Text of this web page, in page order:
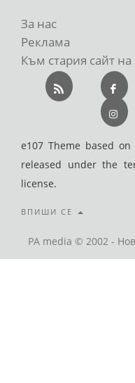
За нас
Реклама
Към стария сайт
e107 Theme based
released under the
license.
ВПИШИ СЕ
PA media © 2002 -